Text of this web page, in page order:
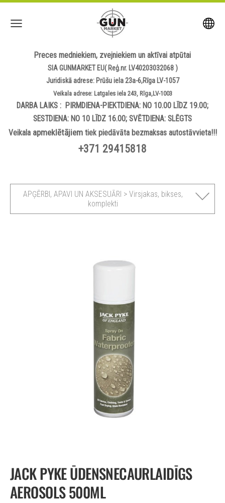
Preces medniekiem, zvejniekiem un aktīvai atpūtai
SIA GUNMARKET EU( Reģ.nr. LV40203032068 )
Juridiskā adrese: Prūšu iela 23a-6,Rīga LV-1057
Veikala adrese: Latgales iela 243, Rīga,LV-1003
DARBA LAIKS : PIRMDIENA-PIEKTDIENA: NO 10.00 LĪDZ 19.00;
SESTDIENA: NO 10 LĪDZ 16.00; SVĒTDIENA: SLĒGTS
Veikala apmeklētājiemtiek piedāvāta bezmaksas autostāvvieta!!!
+371 29415818
APĢĒRBI, APAVI UN AKSESUĀRI > Virsjakas, bikses,
komplekti
JACK PYKE ŪDENSNECAURLAIDĪGS
AEROSOLS 500ML